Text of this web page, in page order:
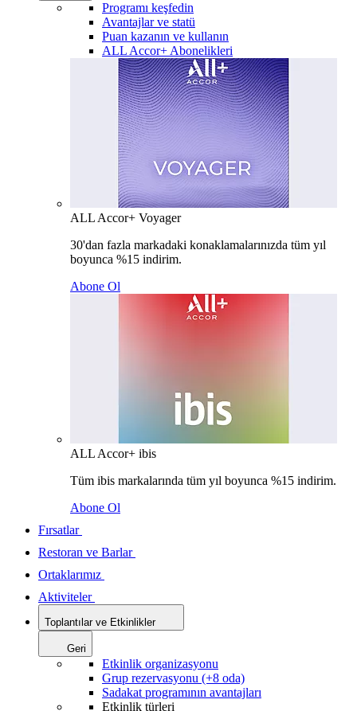
Programı keşfedin
Avantajlar ve statü
Puan kazanın ve kullanın
ALL Accor+ Abonelikleri
ALL Accor+ Voyager
30'dan fazla markadaki konaklamalarınızda tüm yıl
boyunca %15 indirim.
Abone Ol
ALL Accor+ ibis
Tüm ibis markalarında tüm yıl boyunca %15 indirim.
Abone Ol
Fırsatlar
Restoran ve Barlar
Ortaklarımız
Aktiviteler
Toplantılar ve Etkinlikler
Geri
Etkinlik organizasyonu
Grup rezervasyonu (+8 oda)
Sadakat programının avantajları
Etkinlik türleri